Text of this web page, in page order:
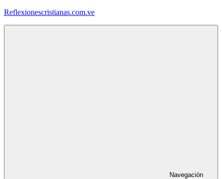
Saltar
Reflexionescristianas.com.ve
Navegación